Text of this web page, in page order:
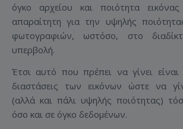
όγκο αρχείου και ποιότητα
απαραίτητη για την υψηλής
φωτογραφιών, ωστόσο, στο
υπερβολή.
Έτσι αυτό που πρέπει να γίνει είναι
διαστάσεις των εικόνων ώστε να
(αλλά και πάλι υψηλής ποιότητας)
όσο και σε όγκο δεδομένων.